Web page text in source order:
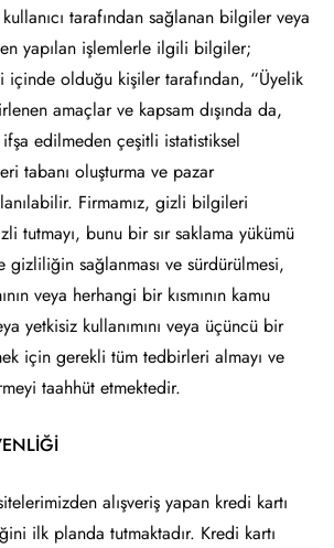
tarafından sağlanan bilgiler veya
yapılan işlemlerle ilgili bilgiler;
içinde olduğu kişiler tarafından, “Üyelik
amaçlar ve kapsam dışında da,
edilmeden çeşitli istatistiksel
tabanı oluşturma ve pazar
Firmamız, gizli bilgileri
tutmayı, bunu bir sır saklama yükümü
gizliliğin sağlanması ve sürdürülmesi,
veya herhangi bir kısmının kamu
yetkisiz kullanımını veya üçüncü bir
için gerekli tüm tedbirleri almayı ve
taahhüt etmektedir.
alışveriş yapan kredi kartı
ilk planda tutmaktadır. Kredi kartı